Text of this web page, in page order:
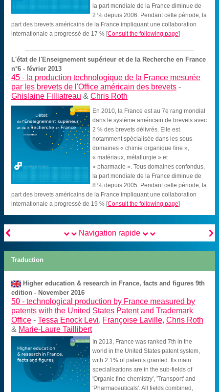
la part mondiale de la France diminue de
2 % depuis 2006. Pendant cette période, la
part des brevets américains de la France impliquant une collaboration
internationale a progressé de 17 % [Consult the following page]
L'état de l'Enseignement supérieur et de la Recherche en France
n°6 - février 2013
45 - la production technologique de la France mesurée
par les brevets de l'Office américain des brevets -
Ghislaine Filliatreau &Chris Roth
En 2010, la France est au 7e rang mondial
dans le système américain de brevets avec
2 % des brevets délivrés. Elle est
notamment spécialisée dans les sous-
domaines « chimie organique fine »,
« matériaux, métallurgie » et
« pharmacie ». Tous domaines confondus,
la part mondiale de la France diminue de
8 % depuis 2005. Pendant cette période, la
part des brevets américains de la France impliquant une collaboration
internationale a progressé de 19 % [Consult the following page]
 
Navigation rapide
Traduction
Higher education & research in France, facts and figures 9th
edition - November 2016
50 -technological production by France measured by
patents with the United States Patent and Trademark
Office -Tessa Enock Levi, Françoise Laville,Chris Roth
& Marie-Laure Taillibert
In 2013, France was ranked 7th in the
world in the United States patent system,
with 2.1% of patents granted. Its main
specialisations are in the sub-fields of
'Organic fine chemistry', 'Transport' and
'Pharmaceuticals'. All fields combined,